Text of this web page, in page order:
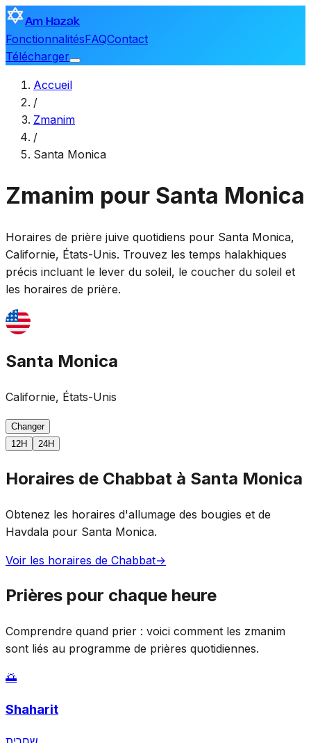
Am Hazak
FonctionnalitésFAQContact
Télécharger
Accueil
/
Zmanim
/
Santa Monica
Zmanim pour Santa Monica
Horaires de prière juive quotidiens pour Santa Monica,
Californie, États-Unis. Trouvez les temps halakhiques
précis incluant le lever du soleil, le coucher du soleil et
les horaires de prière.
Santa Monica
Californie, États-Unis
Changer
12H
24H
Horaires de Chabbat à Santa Monica
Obtenez les horaires d'allumage des bougies et de
Havdala pour Santa Monica.
Voir les horaires de Chabbat→
Prières pour chaque heure
Comprendre quand prier : voici comment les zmanim
sont liés au programme de prières quotidiennes.
🌅
Shaharit